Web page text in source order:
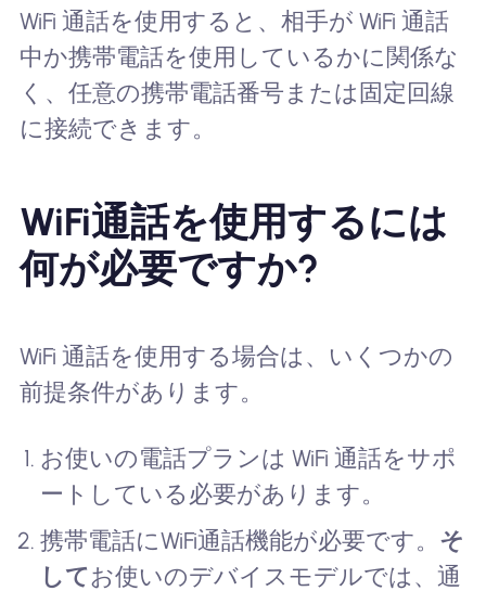
WiFi 通話を使用すると、相手が WiFi 通話
中か携帯電話を使用しているかに関係な
く、任意の携帯電話番号または固定回線
に接続できます。
WiFi通話を使用するには
何が必要ですか?
WiFi 通話を使用する場合は、いくつかの
前提条件があります。
お使いの電話プランは WiFi 通話をサポ
ートしている必要があります。
携帯電話にWiFi通話機能が必要です。 そ
してお使いのデバイスモデルでは、通